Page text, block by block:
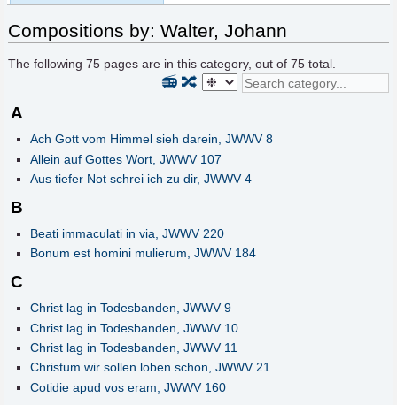
Compositions by: Walter, Johann
The following75 pages are in this category, out of75 total.
🔀
📻
A
Ach Gott vom Himmel sieh darein, JWWV 8
Allein auf Gottes Wort, JWWV 107
Aus tiefer Not schrei ich zu dir, JWWV 4
B
Beati immaculati in via, JWWV 220
Bonum est homini mulierum, JWWV 184
C
Christ lag in Todesbanden, JWWV 9
Christ lag in Todesbanden, JWWV 10
Christ lag in Todesbanden, JWWV 11
Christum wir sollen loben schon, JWWV 21
Cotidie apud vos eram, JWWV 160